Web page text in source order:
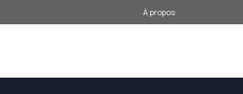
À propos